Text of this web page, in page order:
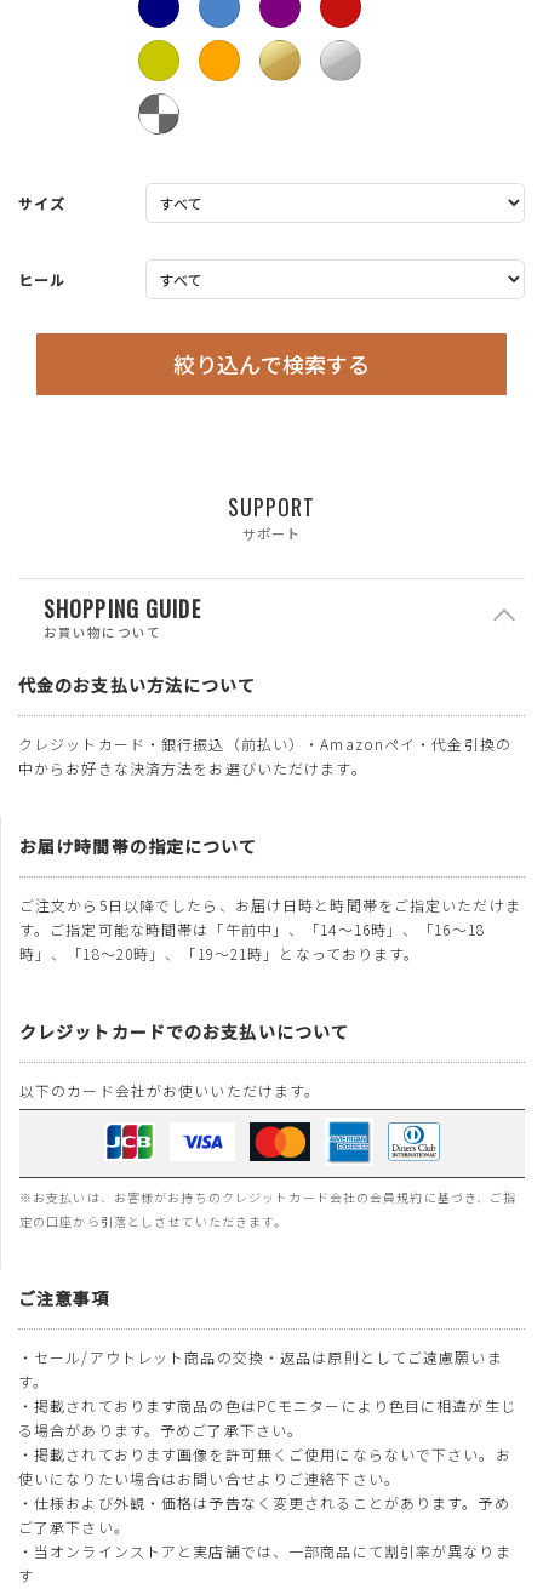
サイズ
ヒール
絞り込んで検索する
SUPPORT
サポート
SHOPPING GUIDE
お買い物について
代金のお支払い方法について
クレジットカード・銀行振込（前払い）・Amazonペイ・代金引換の
中からお好きな決済方法をお選びいただけます。
お届け時間帯の指定について
ご注文から5日以降でしたら、お届け日時と時間帯をご指定いただけま
す。ご指定可能な時間帯は「午前中」、「14～16時」、「16～18
時」、「18～20時」、「19～21時」となっております。
クレジットカードでのお支払いについて
以下のカード会社がお使いいただけます。
※お支払いは、お客様がお持ちのクレジットカード会社の会員規約に基づき、ご指
定の口座から引落としさせていただきます。
ご注意事項
・セール/アウトレット商品の交換・返品は原則としてご遠慮願いま
す。
・掲載されております商品の色はPCモニターにより色目に相違が生じ
る場合があります。予めご了承下さい。
・掲載されております画像を許可無くご使用にならないで下さい。お
使いになりたい場合はお問い合せよりご連絡下さい。
・仕様および外観・価格は予告なく変更されることがあります。予め
ご了承下さい。
・当オンラインストアと実店舗では、一部商品にて割引率が異なりま
す